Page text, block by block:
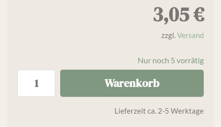
3,05€
zzgl.Versand
Nur noch 5 vorrätig
Warenkorb
Lieferzeit ca. 2-5 Werktage